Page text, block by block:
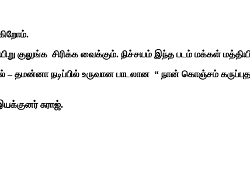
இருக்கிறோம்.
குலுங்க சிரிக்க வைக்கும். நிச்சயம் இந்த படம் மக்கள்
தமன்னா நடிப்பில் உருவான பாடலான “ நான் கொஞ்சம்
சுராஜ்.